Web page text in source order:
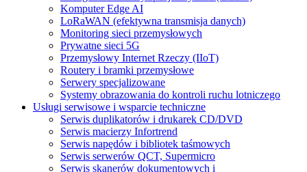
Komputer Edge AI
LoRaWAN (efektywna transmisja danych)
Monitoring sieci przemysłowych
Prywatne sieci 5G
Przemysłowy Internet Rzeczy (IIoT)
Routery i bramki przemysłowe
Serwery specjalizowane
Systemy obrazowania do kontroli ruchu lotniczego
Usługi serwisowe i wsparcie techniczne
Serwis duplikatorów i drukarek CD/DVD
Serwis macierzy Infortrend
Serwis napędów i bibliotek taśmowych
Serwis serwerów QCT, Supermicro
Serwis skanerów dokumentowych i